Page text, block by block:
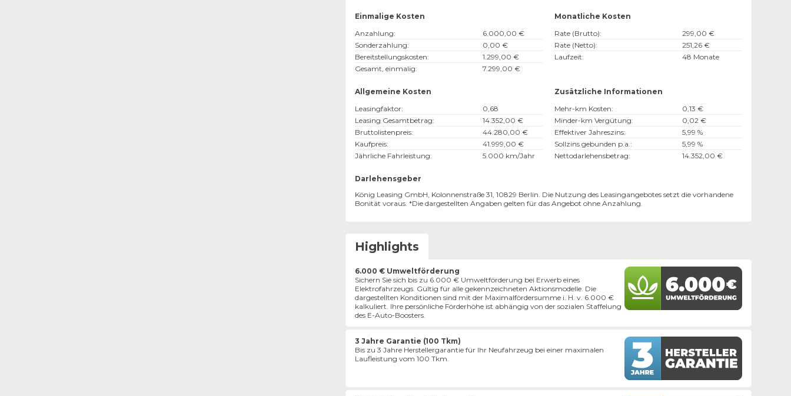
Einmalige Kosten
Anzahlung:
6.000,00 €
Sonderzahlung:
0,00 €
Bereitstellungskosten:
1.299,00 €
Gesamt, einmalig: 7.299,00 €
Monatliche Kosten
Rate (Brutto):
299,00 €
Rate (Netto):
251,26 €
Laufzeit: 48 Monate
Allgemeine Kosten
Leasingfaktor:
0,68
Leasing Gesamtbetrag:
14.352,00 €
Bruttolistenpreis:
44.280,00 €
Kaufpreis:
41.999,00 €
Jährliche Fahrleistung: 5.000 km/Jahr
Zusätzliche Informationen
Mehr-km Kosten:
0,13 €
Minder-km Vergütung:
0,02 €
Effektiver Jahreszins:
5,99 %
Sollzins gebunden p.a.:
5,99 %
Nettodarlehensbetrag: 14.352,00 €
Darlehensgeber
König Leasing GmbH, Kolonnenstraße 31, 10829 Berlin. Die Nutzung des Leasingangebotes setzt die vorhandene
Bonität voraus. *Die dargestellten Angaben gelten für das Angebot ohne Anzahlung.
Highlights
6.000 € Umweltförderung
Sichern Sie sich bis zu 6.000 € Umweltförderung bei Erwerb eines
Elektrofahrzeugs. Gültig für alle gekennzeichneten Aktionsmodelle. Die
dargestellten Konditionen sind mit der Maximalfördersumme i. H. v. 6.000 €
kalkuliert. Ihre persönliche Förderhöhe ist abhängig von der sozialen Staffelung
des E-Auto-Boosters.
3 Jahre Garantie (100 Tkm)
Bis zu 3 Jahre Herstellergarantie für Ihr Neufahrzeug bei einer maximalen
Laufleistung vom 100 Tkm.